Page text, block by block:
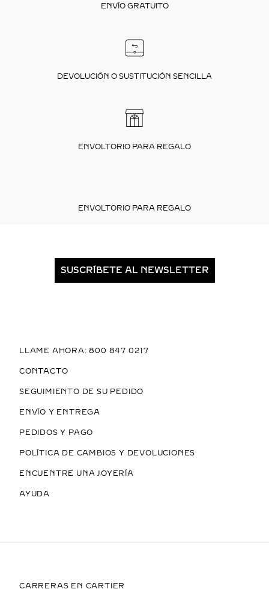
ENVÍO GRATUITO
DEVOLUCIÓN O SUSTITUCIÓN SENCILLA
ENVOLTORIO PARA REGALO
ENVOLTORIO PARA REGALO
SUSCRÍBETE AL NEWSLETTER
LLAME AHORA: 800 847 0217
CONTACTO
SEGUIMIENTO DE SU PEDIDO
ENVÍO Y ENTREGA
PEDIDOS Y PAGO
POLÍTICA DE CAMBIOS Y DEVOLUCIONES
ENCUENTRE UNA JOYERÍA
AYUDA
CARRERAS EN CARTIER